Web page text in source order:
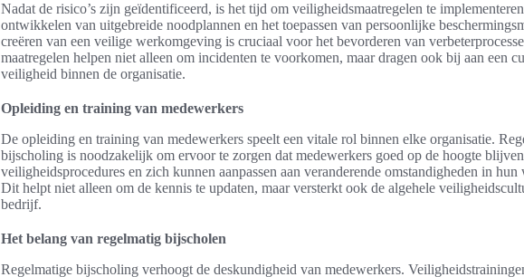
Nadat de risico’s zijn geïdentificeerd, is het tijd om veiligheidsmaatregelen te
ontwikkelen van uitgebreide noodplannen en het toepassen van persoonlijke
creëren van een veilige werkomgeving is cruciaal voor het bevorderen van
maatregelen helpen niet alleen om incidenten te voorkomen, maar dragen ook bij aan een
veiligheid binnen de organisatie.
Opleiding en training van medewerkers
De opleiding en training van medewerkers speelt een vitale rol binnen elke organisatie.
bijscholing is noodzakelijk om ervoor te zorgen dat medewerkers goed op de hoogte
veiligheidsprocedures en zich kunnen aanpassen aan veranderende omstandigheden in
Dit helpt niet alleen om de kennis te updaten, maar versterkt ook de algehele
bedrijf.
Het belang van regelmatig bijscholen
Regelmatige bijscholing verhoogt de deskundigheid van medewerkers.